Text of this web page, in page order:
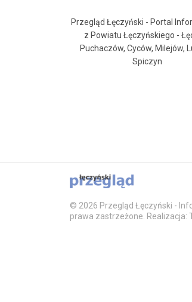
Przegląd Łęczyński - Portal
z Powiatu Łęczyńskiego -
Puchaczów, Cyców, Milejów,
Spiczyn
© 2026 Przegląd Łęczyński -
prawa zastrzeżone. Realizacja: